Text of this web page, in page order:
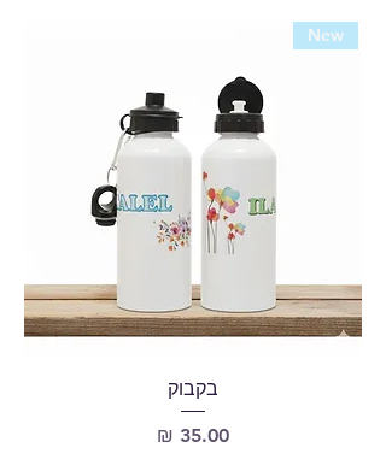
New
בקבוק
מחיר